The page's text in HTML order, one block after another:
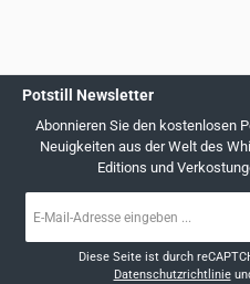
Potstill Newsletter
Abonnieren Sie den kostenlosen
Neuigkeiten aus der Welt des
Editions und
Mail-
Diese Seite ist durch
Datenschutzrichtlinie